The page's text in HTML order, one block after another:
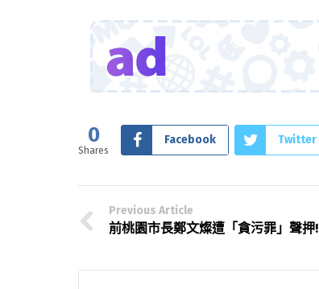
0
Shares
Facebook Twitter
Previous Article
前桃園市長鄭文燦遭「貪污罪」聲押!